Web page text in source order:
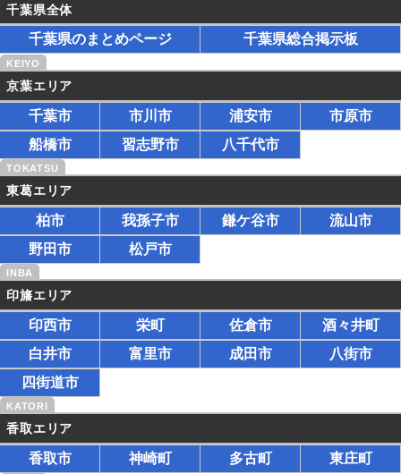
千葉県全体
千葉県のまとめページ 千葉県総合掲示板
京葉エリア
千葉市 市川市 浦安市
市原市
船橋市
習志野市 八千代市
東葛エリア
柏市 我孫子市 鎌ケ谷市
流山市
野田市
松戸市
印旛エリア
印西市 栄町 佐倉市
酒々井町
白井市
富里市 成田市
八街市
四街道市
香取エリア
香取市 神崎町 多古町 東庄町